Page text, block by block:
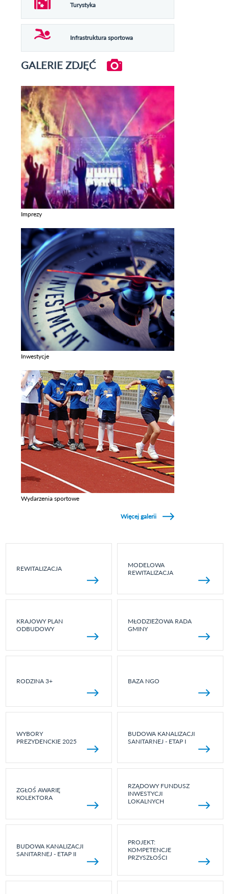
Turystyka
Infrastruktura sportowa
GALERIE ZDJĘĆ
Imprezy
Inwestycje
Wydarzenia sportowe
Więcej galerii
REWITALIZACJA
MODELOWA
REWITALIZACJA
KRAJOWY PLAN
ODBUDOWY
MŁODZIEŻOWA RADA
GMINY
RODZINA 3+ BAZA NGO
WYBORY
PREZYDENCKIE 2025
BUDOWA KANALIZACJI
SANITARNEJ - ETAP I
ZGŁOŚ AWARIĘ
KOLEKTORA
RZĄDOWY FUNDUSZ
INWESTYCJI
LOKALNYCH
BUDOWA KANALIZACJI
SANITARNEJ - ETAP II
PROJEKT:
KOMPETENCJE
PRZYSZŁOŚCI